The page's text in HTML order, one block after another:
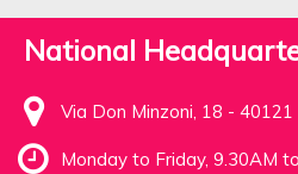
National
Via Don Minzoni, 18 -
Monday to Friday, 9.30AM